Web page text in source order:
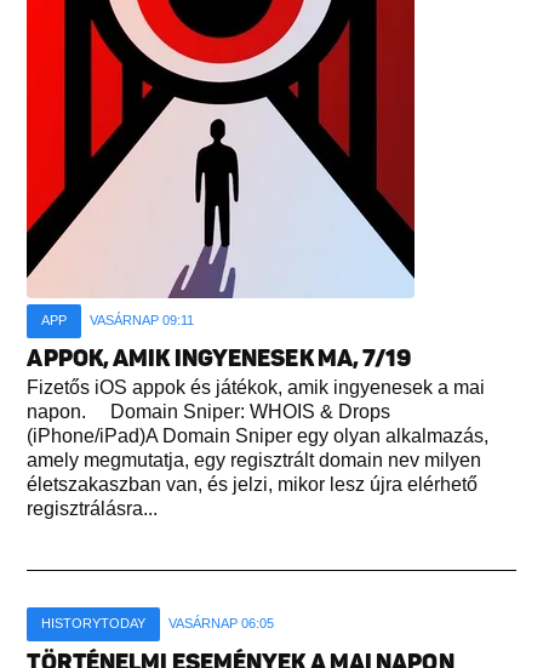
APP VASÁRNAP 09:11
APPOK, AMIK INGYENESEK MA, 7/19
Fizetős iOS appok és játékok, amik ingyenesek a mai
napon. Domain Sniper: WHOIS & Drops
(iPhone/iPad)A Domain Sniper egy olyan alkalmazás,
amely megmutatja, egy regisztrált domain nev milyen
életszakaszban van, és jelzi, mikor lesz újra elérhető
regisztrálásra...
HISTORYTODAY VASÁRNAP 06:05
TÖRTÉNELMI ESEMÉNYEK A MAI NAPON